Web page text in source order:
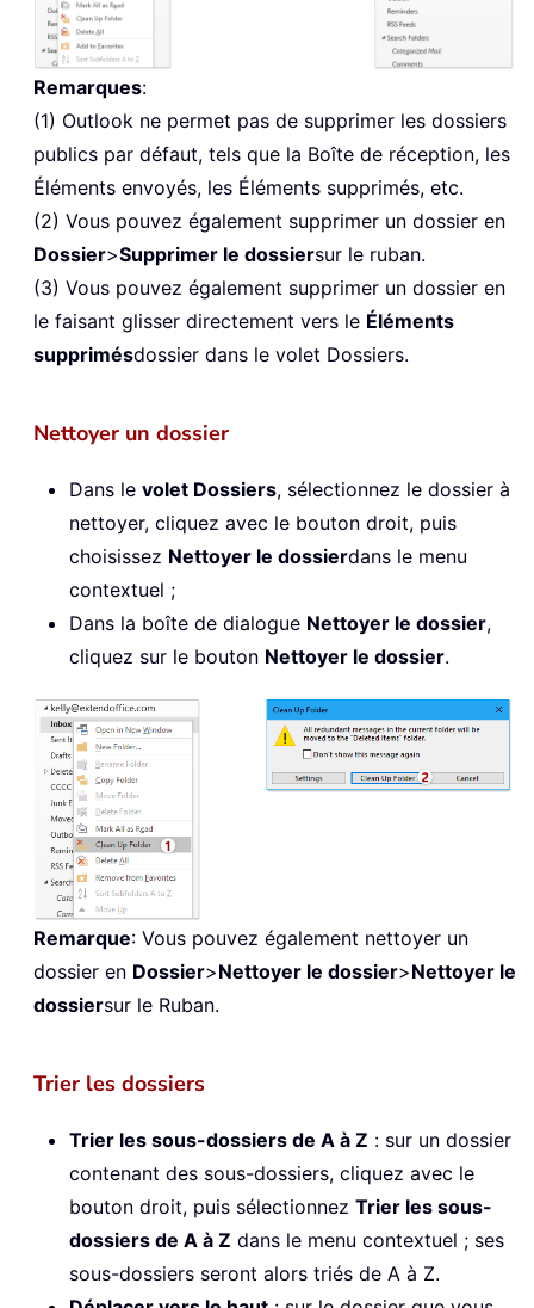
Remarques:
(1) Outlook ne permet pas de supprimer les dossiers
publics par défaut, tels que la Boîte de réception, les
Éléments envoyés, les Éléments supprimés, etc.
(2) Vous pouvez également supprimer un dossier en
Dossier>Supprimer le dossiersur le ruban.
(3) Vous pouvez également supprimer un dossier en
le faisant glisser directement vers le Éléments
supprimésdossier dans le volet Dossiers.
Nettoyer un dossier
Dans le volet Dossiers, sélectionnez le dossier à
nettoyer, cliquez avec le bouton droit, puis
choisissez Nettoyer le dossierdans le menu
contextuel ;
Dans la boîte de dialogue Nettoyer le dossier,
cliquez sur le bouton Nettoyer le dossier.
Remarque: Vous pouvez également nettoyer un
dossier en Dossier>Nettoyer le dossier>Nettoyer le
dossiersur le Ruban.
Trier les dossiers
Trier les sous-dossiers de A à Z : sur un dossier
contenant des sous-dossiers, cliquez avec le
bouton droit, puis sélectionnez Trier les sous-
dossiers de A à Z dans le menu contextuel ; ses
sous-dossiers seront alors triés de A à Z.